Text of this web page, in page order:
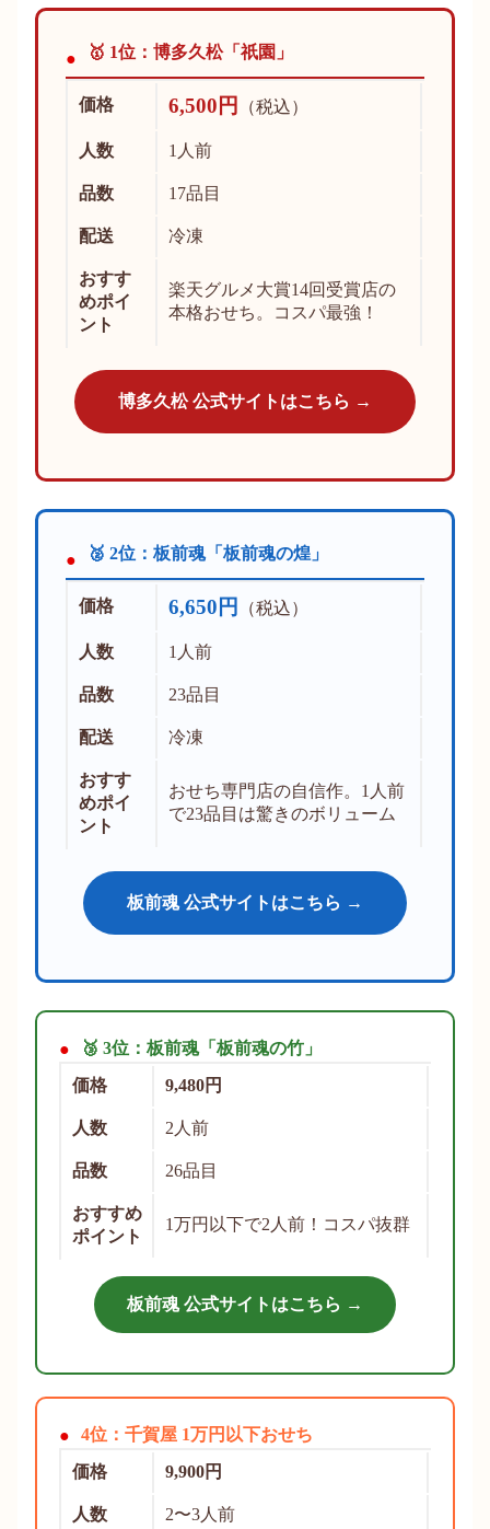
🥇 1位：博多久松「祇園」
価格 6,500円 （税込）
人数 1人前
品数 17品目
配送 冷凍
おすす
めポイ
ント
楽天グルメ大賞14回受賞店の
本格おせち。コスパ最強！
博多久松 公式サイトはこちら →
🥈 2位：板前魂「板前魂の煌」
価格 6,650円 （税込）
人数 1人前
品数 23品目
配送 冷凍
おすす
めポイ
ント
おせち専門店の自信作。1人前
で23品目は驚きのボリューム
板前魂 公式サイトはこちら →
🥉 3位：板前魂「板前魂の竹」
価格
9,480円
人数 2人前
品数 26品目
おすすめ
ポイント
1万円以下で2人前！コスパ抜群
板前魂 公式サイトはこちら →
4位：千賀屋 1万円以下おせち
価格
9,900円
人数 2〜3人前